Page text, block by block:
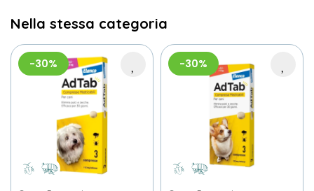
Nella stessa categoria
-30% -30%